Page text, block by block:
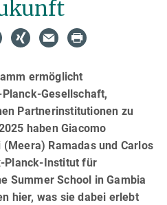
ermöglicht
Gesellschaft,
Partnerinstitutionen zu
haben Giacomo
Ramadas und Carlos
Planck-Institut für
Summer School in Gambia
hier, was sie dabei erlebt